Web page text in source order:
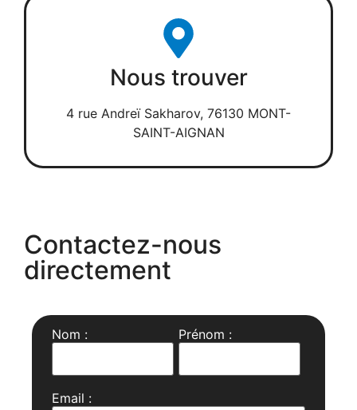
Nous trouver
4 rue Andreï Sakharov, 76130 MONT-
SAINT-AIGNAN
Contactez-nous
directement
Nom : Prénom :
Email :